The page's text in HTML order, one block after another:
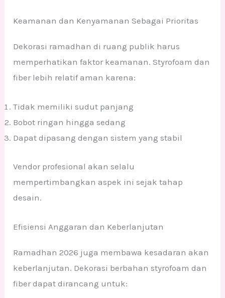
Keamanan dan Kenyamanan Sebagai Prioritas
Dekorasi ramadhan di ruang publik harus
memperhatikan faktor keamanan. Styrofoam dan
fiber lebih relatif aman karena:
Tidak memiliki sudut panjang
Bobot ringan hingga sedang
Dapat dipasang dengan sistem yang stabil
Vendor profesional akan selalu
mempertimbangkan aspek ini sejak tahap
desain.
Efisiensi Anggaran dan Keberlanjutan
Ramadhan 2026 juga membawa kesadaran akan
keberlanjutan. Dekorasi berbahan styrofoam dan
fiber dapat dirancang untuk: